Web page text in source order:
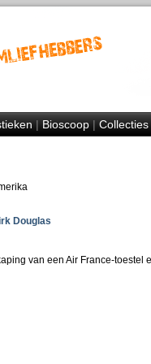
|Bioscoop|Collecties
Douglas
van een Air France-toestel